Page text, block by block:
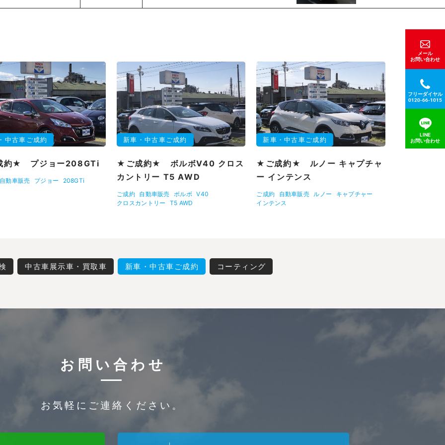
メール
お問い合わせ
フリーダイヤル
0120-66-1015
LINE
お問い合わせ
中古車ご成約
約★ プジョー208GTi
自動車販売 プジョー 208GTi
新車・中古車ご成約
★ご成約★ ボルボV40 クロス
カントリー T5 AWD
ご成約 自動車販売 ボルボ V40
クロスカントリー
T5 AWD
新車・中古車ご成約
★ご成約★ ルノー キャプチャ
ー インテンス
ご成約 自動車販売 ルノー
キャプチャー
インテンス
中古車展示車・買取車 新車・中古車ご成約 コーティング
お問い合わせ
お気軽にご連絡ください。